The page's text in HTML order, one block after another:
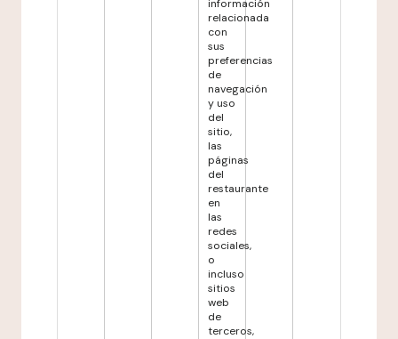
información
relacionada
con
sus
preferencias
de
navegación
y uso
del
sitio,
las
páginas
del
restaurante
en
las
redes
sociales,
o
incluso
sitios
web
de
terceros,